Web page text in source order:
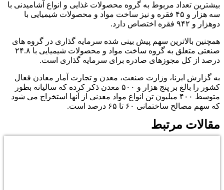
بیشترین تعداد مربوط به گروه محصولات غذایی و انواع آشامیدنی با
سه هزار و ۴۵ فقره و نیز ساخت مواد و محصولات شیمیایی با
دوهزار و ۹۴۲ فقره اختصاص دارد.
همچنین بالاترین سهم پیش بینی شده سرمایه گذاری در گروه های
صنعتی متعلق به گروه ساخت مواد و محصولات شیمیایی با ۲۴.۸
درصد از کل مجوزهای صادره برای سرمایه گذاری است.
به گزارش ایرنا، وزارت صنعت، معدن و تجارت آمار معادن فعال
کشور را بالغ بر پنج هزار و ۵۰۰ معدن ذکر کرده که سالیانه بطور
متوسط ۴۰۰ میلیون تن انواع مواد معدنی از آنها استخراج می شود
که سهم مصالح ساختمانی ۶۰ تا ۶۵ درصد است.
مقالات مرتبط